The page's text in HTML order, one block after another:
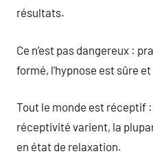
résultats.
Ce n’est pas dangereux :
formé, l’hypnose est sûre
Tout le monde est réceptif
réceptivité varient, la
en état de relaxation.